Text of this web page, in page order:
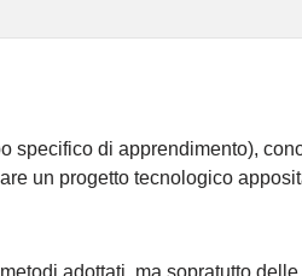
specifico di apprendimento),
un progetto tecnologico
adottati, ma sopratutto